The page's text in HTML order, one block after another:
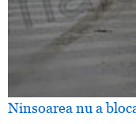
Ninsoarea nu a